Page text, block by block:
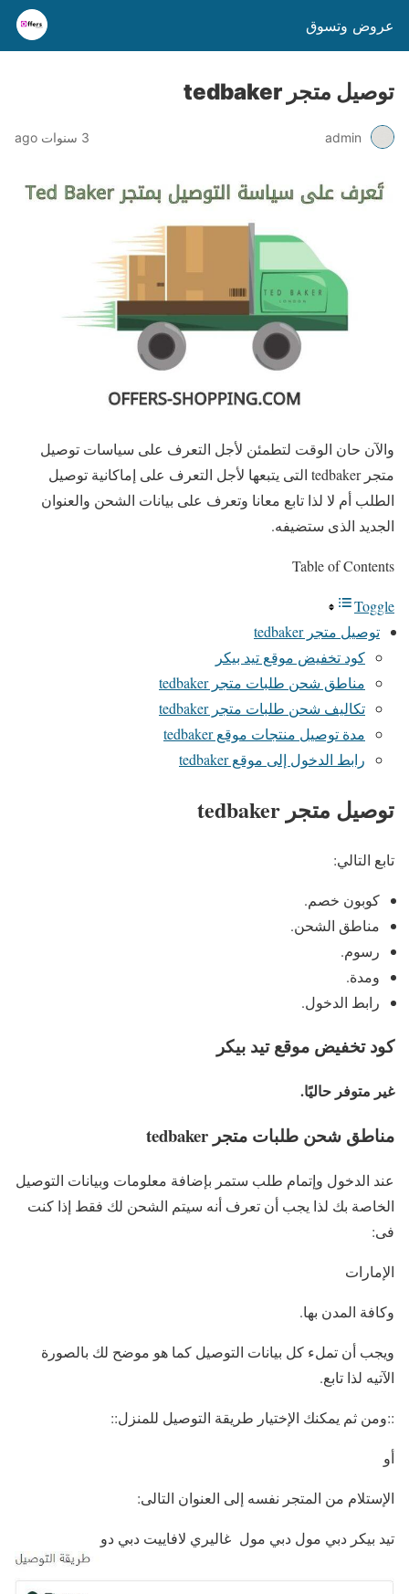
عروض وتسوق
توصيل متجر tedbaker
admin 3 سنوات ago
والآن حان الوقت لتطمئن لأجل التعرف على سياسات توصيل
متجر tedbaker التى يتبعها لأجل التعرف على إماكانية توصيل
الطلب أم لا لذا تابع معانا وتعرف على بيانات الشحن والعنوان
الجديد الذى ستضيفه.
Table of Contents
Toggle
توصيل متجر tedbaker
كود تخفيض موقع تيد بيكر
مناطق شحن طلبات متجر tedbaker
تكاليف شحن طلبات متجر tedbaker
مدة توصيل منتجات موقع tedbaker
رابط الدخول إلى موقع tedbaker
توصيل متجر tedbaker
تابع التالي:
كوبون خصم.
مناطق الشحن.
رسوم.
ومدة.
رابط الدخول.
كود تخفيض موقع تيد بيكر
غير متوفر حاليًا.
مناطق شحن طلبات متجر tedbaker
عند الدخول وإتمام طلب ستمر بإضافة معلومات وبيانات التوصيل
الخاصة بك لذا يجب أن تعرف أنه سيتم الشحن لك فقط إذا كنت
فى:
الإمارات
وكافة المدن بها.
ويجب أن تملء كل بيانات التوصيل كما هو موضح لك بالصورة
الآتيه لذا تابع.
::ومن ثم يمكنك الإختيار طريقة التوصيل للمنزل::
أو
الإستلام من المتجر نفسه إلى العنوان التالى:
تيد بيكر دبي مول دبي مول غاليري لافاييت دبي دو